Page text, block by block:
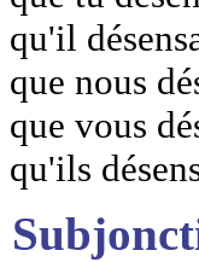
qu'il
que nous
que vous
qu'ils